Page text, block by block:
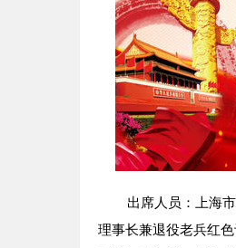
出席人员：上海市
理事长兼退役老兵红